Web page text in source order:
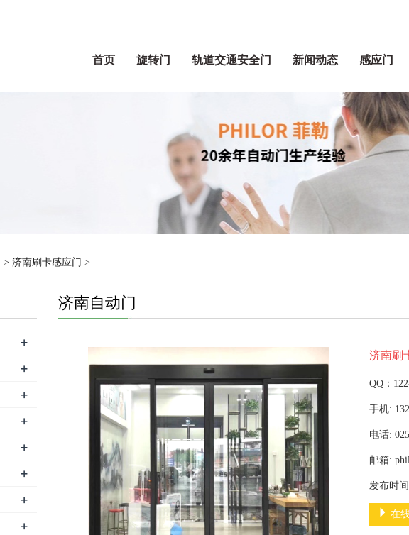
首页 旋转门 轨道交通安全门 新闻动态 感应门
> 济南刷卡感应门 >
济南自动门
济南刷
QQ：
手机:
电话:
邮箱:
发布时
在
+
+
+
+
+
+
+
+